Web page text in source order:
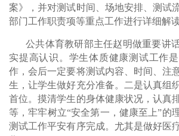
案》，并对测试时间、场地安排、测试
部门工作职责项等重点工作进行详细解读
公共体育教研部主任赵明做重要讲
实提高认识。学生体质健康测试工作
作，会后一定要将测试内容、时间、注
生，让学生做好充分准备。二是认真组
首位。摸清学生的身体健康状况，认真
等，牢牢树立“安全第一，健康至上”的
测试工作平安有序完成。尤其是做好医